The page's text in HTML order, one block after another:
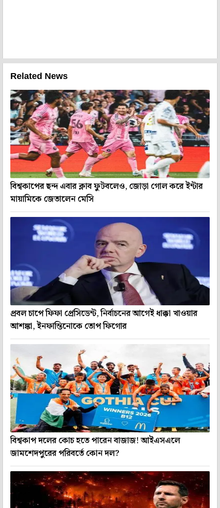
Related News
বিশ্বকাপের ছন্দ এবার ক্লাব ফুটবলেও, জোড়া গোল করে ইন্টার
মায়ামিকে জেতালেন মেসি
প্রবল চাপে ফিফা প্রেসিডেন্ট, নির্বাচনের আগেই ধাক্কা খাওয়ার
আশঙ্কা, ইনফান্তিনোকে তোপ ফিগোর
বিশ্বকাপ দলের কোচ হতে পারেন বাজাজ! আইএসএলে
জামশেদপুরের পরিবর্তে কোন দল?